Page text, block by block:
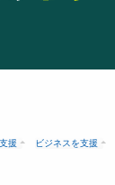
援 ビジネスを支援